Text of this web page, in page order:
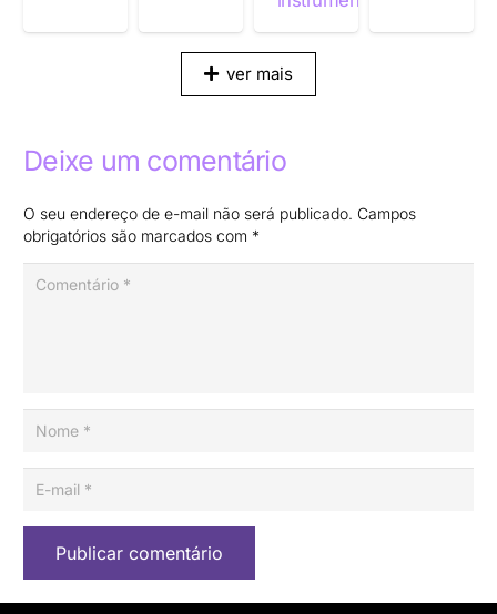
ver mais
Deixe um comentário
O seu endereço de e-mail não será publicado. Campos
obrigatórios são marcados com *
Publicar comentário